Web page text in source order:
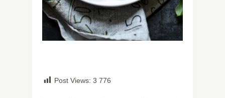
Post Views: 3 776